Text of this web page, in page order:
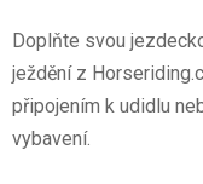
Doplňte svou
ježdění z
připojením k udidlu
vybavení.